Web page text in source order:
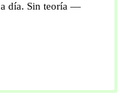
a día. Sin teoría —